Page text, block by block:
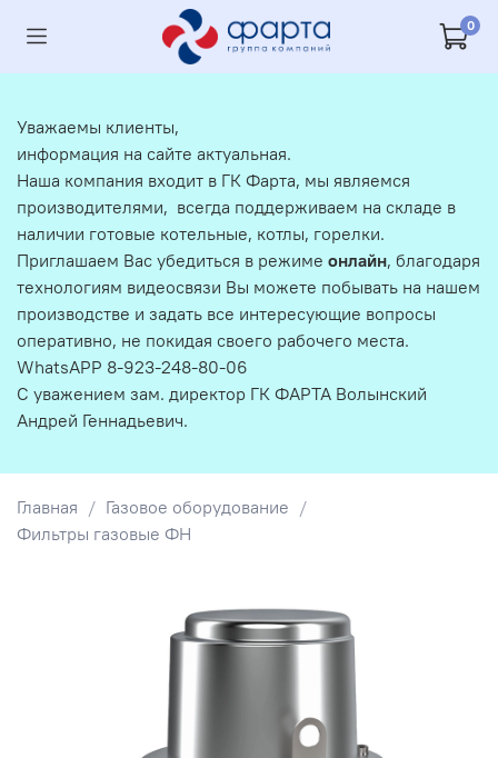
0
Главная
Газовое оборудование
Фильтры газовые ФН
Уважаемы клиенты,
информация на сайте актуальная.
Наша компания входит в ГК Фарта, мы являемся
производителями, всегда поддерживаем на складе в
наличии готовые котельные, котлы, горелки.
Приглашаем Вас убедиться в режиме онлайн, благодаря
технологиям видеосвязи Вы можете побывать на нашем
производстве и задать все интересующие вопросы
оперативно, не покидая своего рабочего места.
WhatsAPP 8-923-248-80-06
С уважением зам. директор ГК ФАРТА Волынский
Андрей Геннадьевич.